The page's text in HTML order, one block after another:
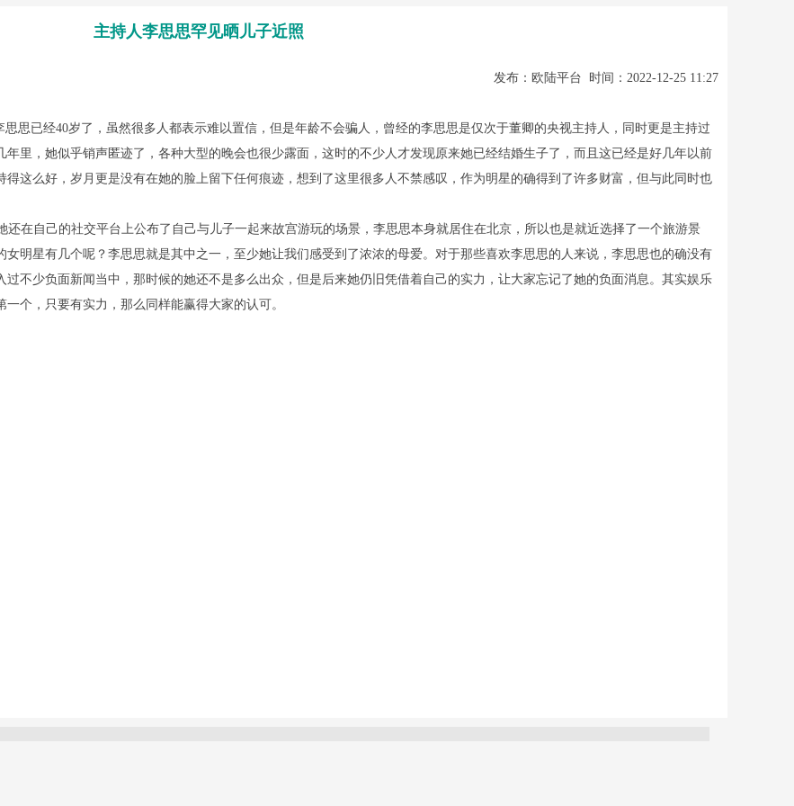
主持人李思思罕见晒儿子近照
发布：欧陆平台 时间：2022-12-25 11:27
思已经40岁了，虽然很多人都表示难以置信，但是年龄不会骗人，曾经的李思思是仅次于董卿的央视主持人，同时更是主持过
里，她似乎销声匿迹了，各种大型的晚会也很少露面，这时的不少人才发现原来她已经结婚生子了，而且这已经是好几年以前
这么好，岁月更是没有在她的脸上留下任何痕迹，想到了这里很多人不禁感叹，作为明星的确得到了许多财富，但与此同时也
在自己的社交平台上公布了自己与儿子一起来故宫游玩的场景，李思思本身就居住在北京，所以也是就近选择了一个旅游景
明星有几个呢？李思思就是其中之一，至少她让我们感受到了浓浓的母爱。对于那些喜欢李思思的人来说，李思思也的确没有
不少负面新闻当中，那时候的她还不是多么出众，但是后来她仍旧凭借着自己的实力，让大家忘记了她的负面消息。其实娱乐
个，只要有实力，那么同样能赢得大家的认可。